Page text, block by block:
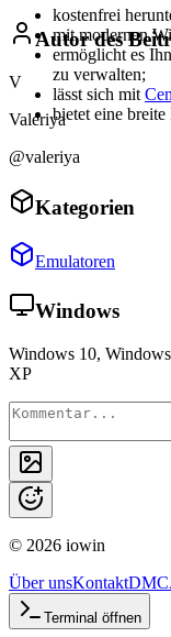
kostenfrei
mit modernen
ermöglicht es
zu verwalten;
lässt sich mit
bietet eine
Autor des
V
Valeriya
@valeriya
Kategorien
Emulatoren
Windows
Windows 10,
XP
© 2026 iowin
Über unsKontakt
Terminal öffnen